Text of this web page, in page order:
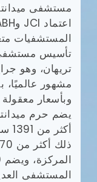
مستشفى
المستشفيات
تأسيس مستشفى
تريهان، وهو
مشهور
وبأسعار